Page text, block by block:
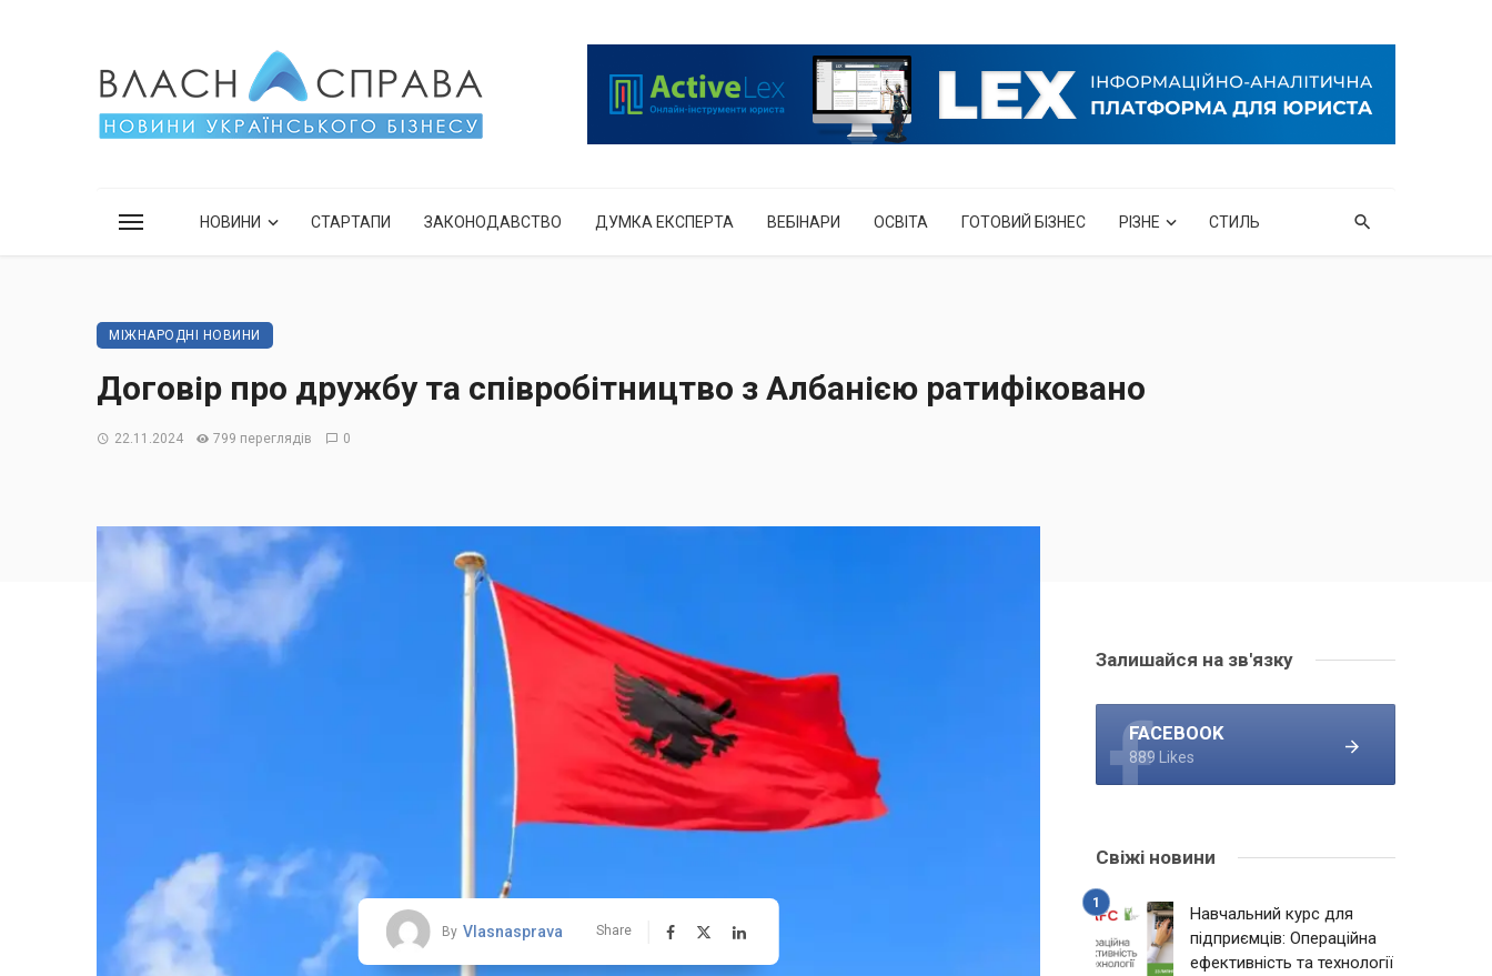
НОВИНИ СТАРТАПИ ЗАКОНОДАВСТВО ДУМКА ЕКСПЕРТА ВЕБІНАРИ ОСВІТА ГОТОВИЙ БІЗНЕС РІЗНЕ СТИЛЬ
МІЖНАРОДНІ НОВИНИ
Договір про дружбу та співробітництво з Албанією ратифіковано
22.11.2024 799 переглядів 0
By Vlasnasprava Share
Залишайся на зв'язку
FACEBOOK
889 Likes
Свіжі новини
Навчальний курс для
підприємців: Операційна
ефективність та технології